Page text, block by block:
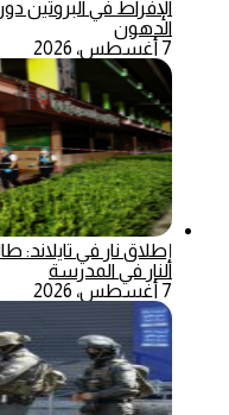
الإفراط في البروتين
الدهون
7 أغسطس، 2026
إطلاق نار في
النار في المدرسة
7 أغسطس، 2026